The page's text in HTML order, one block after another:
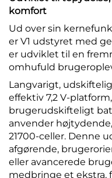
komfort
Ud over sin
er V1 udstyret med
er udviklet til en
omhufuld
Langvarigt,
effektiv 7,2 V-
brugerudskifteligt
anvender
21700-celler. Denne
afgørende,
eller avancerede
medbringe et ekstra,